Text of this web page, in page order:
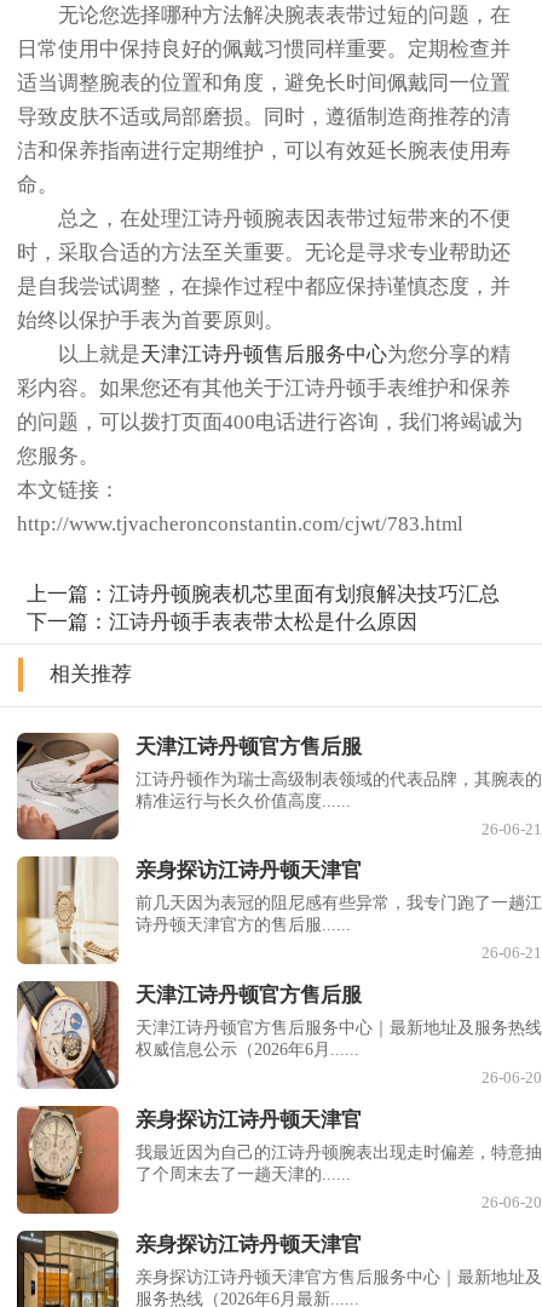
无论您选择哪种方法解决腕表表带过短的问题，在
日常使用中保持良好的佩戴习惯同样重要。定期检查并
适当调整腕表的位置和角度，避免长时间佩戴同一位置
导致皮肤不适或局部磨损。同时，遵循制造商推荐的清
洁和保养指南进行定期维护，可以有效延长腕表使用寿
命。
总之，在处理江诗丹顿腕表因表带过短带来的不便
时，采取合适的方法至关重要。无论是寻求专业帮助还
是自我尝试调整，在操作过程中都应保持谨慎态度，并
始终以保护手表为首要原则。
以上就是天津江诗丹顿售后服务中心为您分享的精
彩内容。如果您还有其他关于江诗丹顿手表维护和保养
的问题，可以拨打页面400电话进行咨询，我们将竭诚为
您服务。
本文链接：
http://www.tjvacheronconstantin.com/cjwt/783.html
上一篇：江诗丹顿腕表机芯里面有划痕解决技巧汇总
下一篇：江诗丹顿手表表带太松是什么原因
相关推荐
天津江诗丹顿官方售后服
江诗丹顿作为瑞士高级制表领域的代表品牌，其腕表的
精准运行与长久价值高度......
26-06-21
亲身探访江诗丹顿天津官
前几天因为表冠的阻尼感有些异常，我专门跑了一趟江
诗丹顿天津官方的售后服......
26-06-21
天津江诗丹顿官方售后服
天津江诗丹顿官方售后服务中心｜最新地址及服务热线
权威信息公示（2026年6月......
26-06-20
亲身探访江诗丹顿天津官
我最近因为自己的江诗丹顿腕表出现走时偏差，特意抽
了个周末去了一趟天津的......
26-06-20
亲身探访江诗丹顿天津官
亲身探访江诗丹顿天津官方售后服务中心｜最新地址及
服务热线（2026年6月最新......